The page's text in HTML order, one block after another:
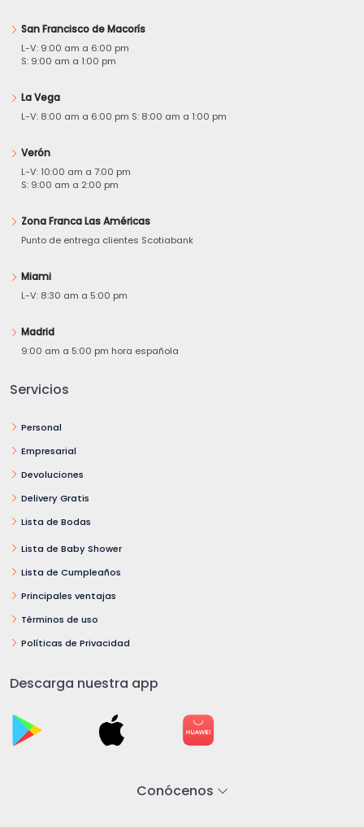
San Francisco de Macorís
L-V: 9:00 am a 6:00 pm
S: 9:00 am a 1:00 pm
La Vega
L-V: 8:00 am a 6:00 pm S: 8:00 am a 1:00 pm
Verón
L-V: 10:00 am a 7:00 pm
S: 9:00 am a 2:00 pm
Zona Franca Las Américas
Punto de entrega clientes Scotiabank
Miami
L-V: 8:30 am a 5:00 pm
Madrid
9:00 am a 5:00 pm hora española
Servicios
Personal
Empresarial
Devoluciones
Delivery Gratis
Lista de Bodas
Lista de Baby Shower
Lista de Cumpleaños
Principales ventajas
Términos de uso
Políticas de Privacidad
Descarga nuestra app
Conócenos